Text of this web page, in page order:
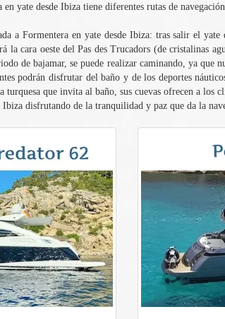
yate desde Ibiza tiene diferentes rutas de
a Formentera en yate desde Ibiza: tras salir el
la cara oeste del Pas des Trucadors (de cristalinas
de bajamar, se puede realizar caminando, ya
podrán disfrutar del baño y de los deportes
turquesa que invita al baño, sus cuevas ofrecen a
disfrutando de la tranquilidad y paz que da la